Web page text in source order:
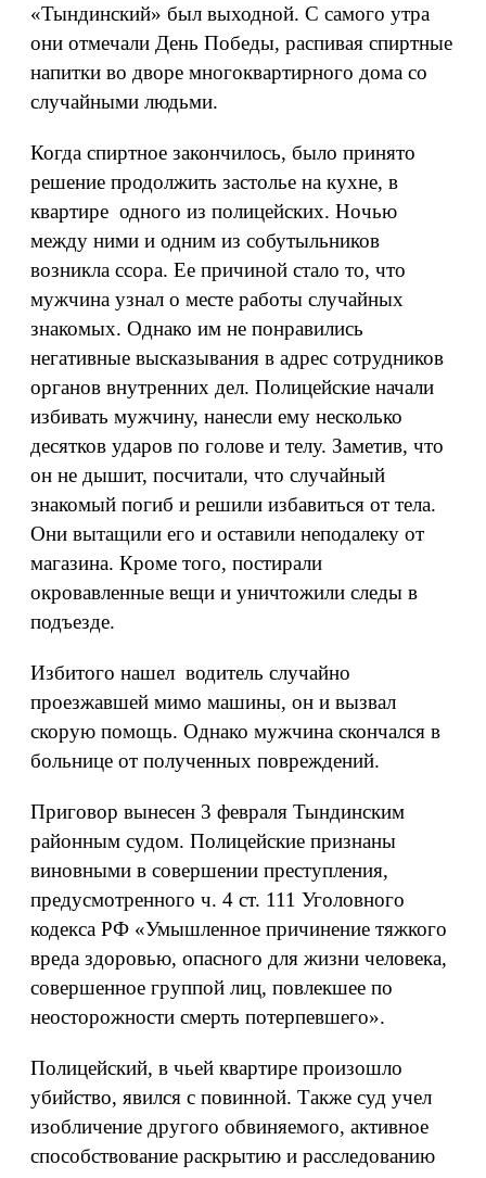
«Тындинский» был выходной. С самого утра
они отмечали День Победы, распивая спиртные
напитки во дворе многоквартирного дома со
случайными людьми.
Когда спиртное закончилось, было принято
решение продолжить застолье на кухне, в
квартире одного из полицейских. Ночью
между ними и одним из собутыльников
возникла ссора. Ее причиной стало то, что
мужчина узнал о месте работы случайных
знакомых. Однако им не понравились
негативные высказывания в адрес сотрудников
органов внутренних дел. Полицейские начали
избивать мужчину, нанесли ему несколько
десятков ударов по голове и телу. Заметив, что
он не дышит, посчитали, что случайный
знакомый погиб и решили избавиться от тела.
Они вытащили его и оставили неподалеку от
магазина. Кроме того, постирали
окровавленные вещи и уничтожили следы в
подъезде.
Избитого нашел водитель случайно
проезжавшей мимо машины, он и вызвал
скорую помощь. Однако мужчина скончался в
больнице от полученных повреждений.
Приговор вынесен 3 февраля Тындинским
районным судом. Полицейские признаны
виновными в совершении преступления,
предусмотренного ч. 4 ст. 111 Уголовного
кодекса РФ «Умышленное причинение тяжкого
вреда здоровью, опасного для жизни человека,
совершенное группой лиц, повлекшее по
неосторожности смерть потерпевшего».
Полицейский, в чьей квартире произошло
убийство, явился с повинной. Также суд учел
изобличение другого обвиняемого, активное
способствование раскрытию и расследованию